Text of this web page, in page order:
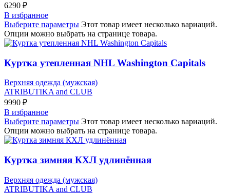
6290 ₽
В избранное
Выберите параметры Этот товар имеет несколько вариаций.
Опции можно выбрать на странице товара.
Куртка утепленная NHL Washington Capitals
Верхняя одежда (мужская)
ATRIBUTIKA and CLUB
9990 ₽
В избранное
Выберите параметры Этот товар имеет несколько вариаций.
Опции можно выбрать на странице товара.
Куртка зимняя КХЛ удлинённая
Верхняя одежда (мужская)
ATRIBUTIKA and CLUB